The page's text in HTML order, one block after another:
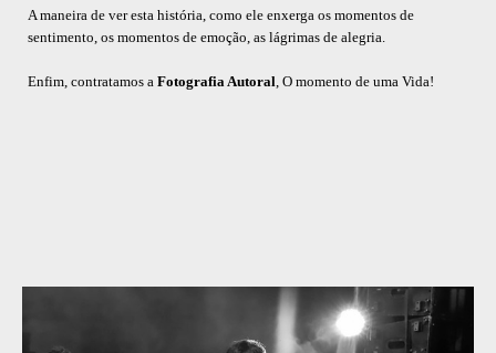
A maneira de ver esta história, como ele enxerga os momentos de
sentimento, os momentos de emoção, as lágrimas de alegria.
Enfim, contratamos a Fotografia Autoral , O momento de uma Vida!